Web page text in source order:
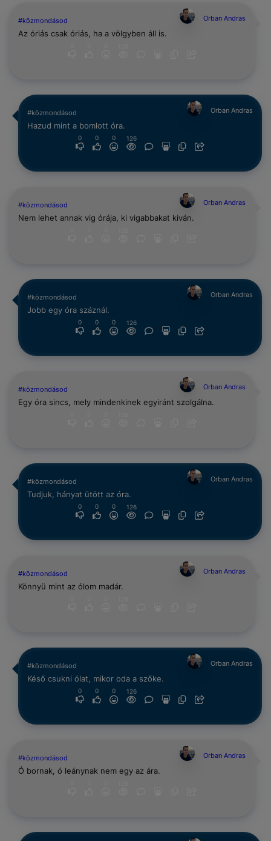
#közmondásod Orban Andras
Az óriás csak óriás, ha a völgyben áll is.
#közmondásod Orban Andras
Hazud mint a bomlott óra.
0 0 0 126
#közmondásod Orban Andras
Nem lehet annak vig órája, ki vigabbakat kiván.
#közmondásod Orban Andras
Jobb egy óra száznál.
0 0 0 126
#közmondásod Orban Andras
Egy óra sincs, mely mindenkinek egyiránt szolgálna.
#közmondásod Orban Andras
Tudjuk, hányat ütött az óra.
0 0 0 126
#közmondásod Orban Andras
Könnyü mint az ólom madár.
#közmondásod Orban Andras
Késő csukni ólat, mikor oda a szőke.
0 0 0 126
#közmondásod Orban Andras
Ó bornak, ó leánynak nem egy az ára.